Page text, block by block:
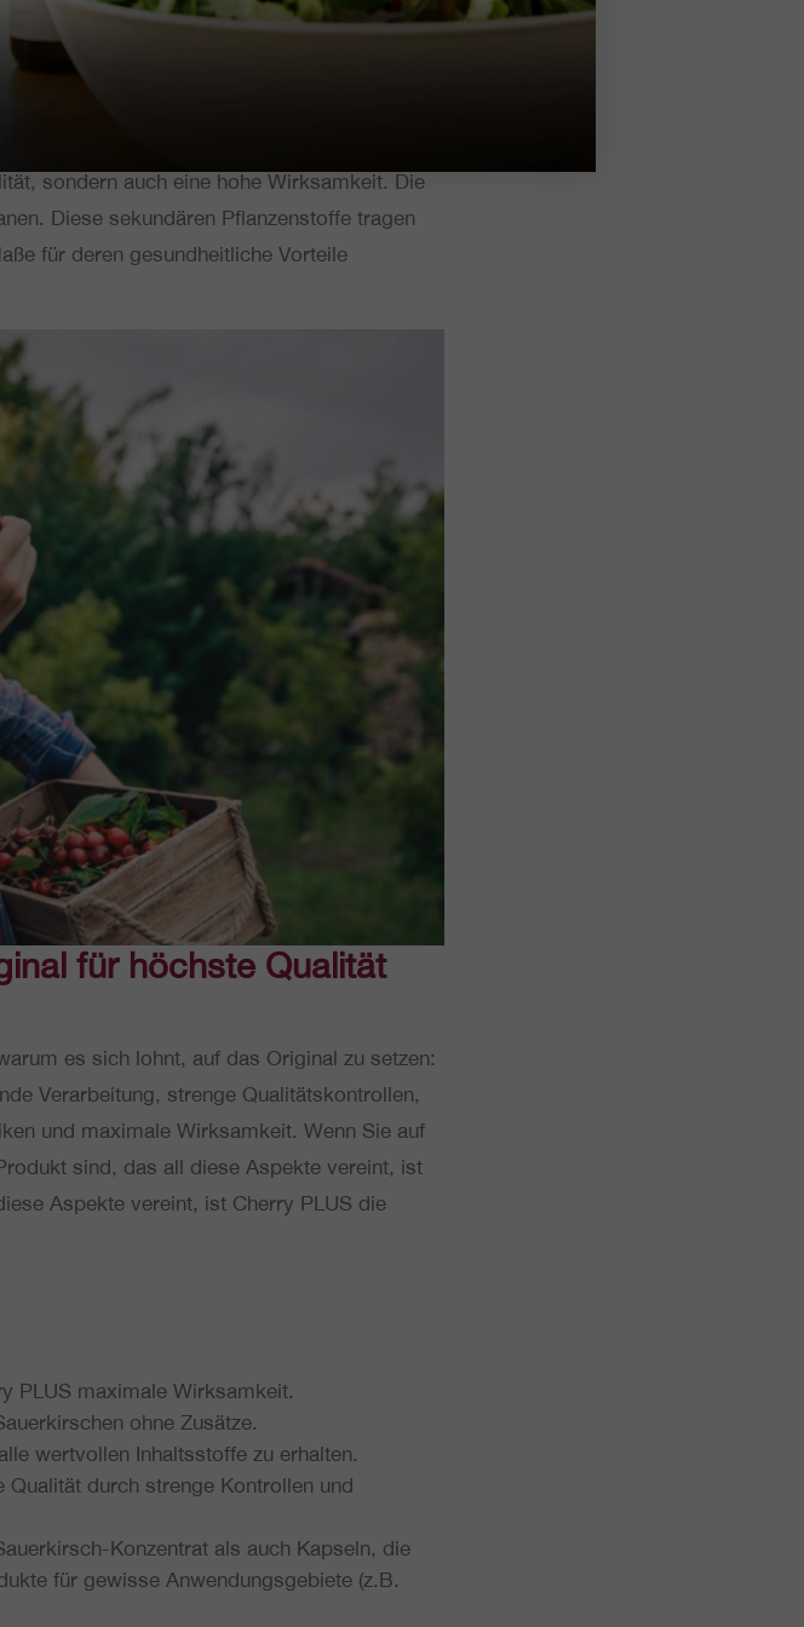
Inhalts­stoff­spek­trum und können fle­xi­bel
passt.
hohe Polyphenolgehalte
sondern auch eine hohe Wirk­sam­keit. Die
Diese sekun­dä­ren Pflan­zen­stof­fe tragen
für deren gesund­heit­li­che Vor­tei­le
für höchste Qua­li­tät
es sich lohnt, auf das Ori­gi­nal zu setzen:
Ver­ar­bei­tung, strenge Qua­li­täts­kon­trol­len,
und maxi­ma­le Wirk­sam­keit. Wenn Sie auf
sind, das all diese Aspekte vereint, ist
Aspekte vereint, ist Cherry PLUS die
PLUS maxi­ma­le Wirksamkeit.
ohne Zusätze.
wert­vol­len Inhalts­stof­fe zu erhalten.
durch strenge Kon­trol­len und
Kon­zen­trat als auch Kapseln, die
für gewisse Anwen­dungs­ge­bie­te (z.B.